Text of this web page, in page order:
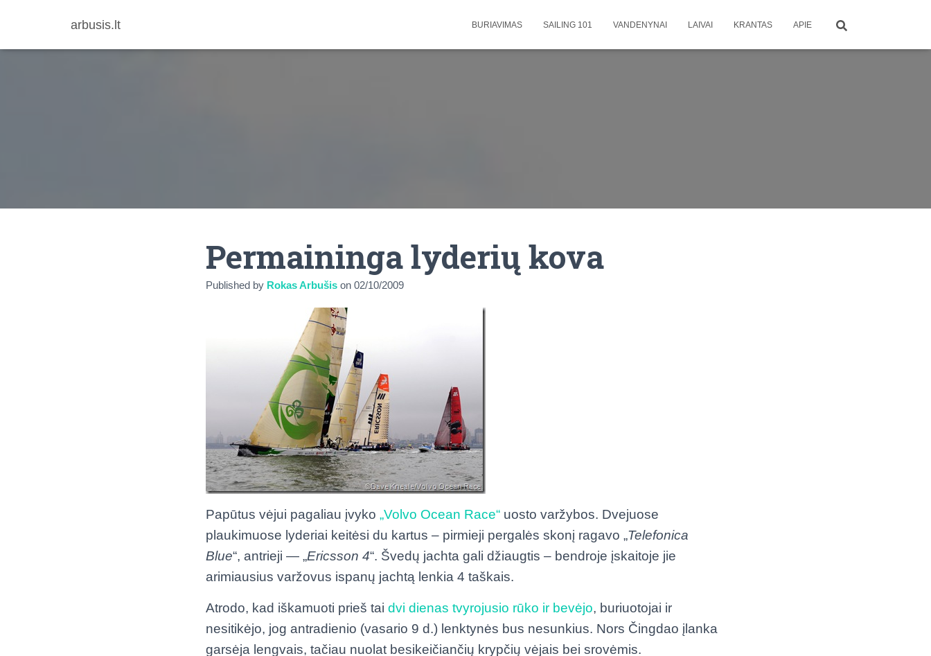
arbusis.lt BURIAVIMAS SAILING 101 VANDENYNAI LAIVAI KRANTAS APIE
Permaininga lyderių kova
Published by Rokas Arbušis on 02/10/2009
Papūtus vėjui pagaliau įvyko „Volvo Ocean Race“ uosto varžybos. Dvejuose
plaukimuose lyderiai keitėsi du kartus – pirmieji pergalės skonį ragavo „Telefonica
Blue“, antrieji — „Ericsson 4“. Švedų jachta gali džiaugtis – bendroje įskaitoje jie
arimiausius varžovus ispanų jachtą lenkia 4 taškais.
Atrodo, kad iškamuoti prieš tai dvi dienas tvyrojusio rūko ir bevėjo, buriuotojai ir
nesitikėjo, jog antradienio (vasario 9 d.) lenktynės bus nesunkius. Nors Čingdao įlanka
garsėja lengvais, tačiau nuolat besikeičiančių krypčių vėjais bei srovėmis.